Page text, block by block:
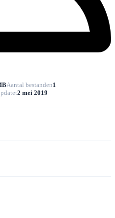
Aantal bestanden1
2 mei 2019